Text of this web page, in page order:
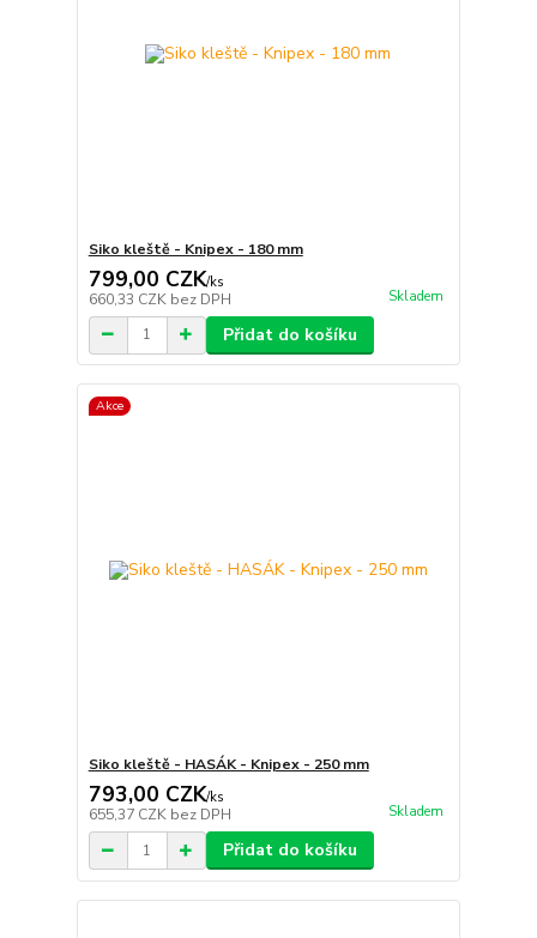
Siko kleště - Knipex - 180 mm
799,00 CZK/ks
660,33 CZK bez DPH Skladem
Přidat do košíku
Akce
Siko kleště - HASÁK - Knipex - 250 mm
793,00 CZK/ks
655,37 CZK bez DPH Skladem
Přidat do košíku